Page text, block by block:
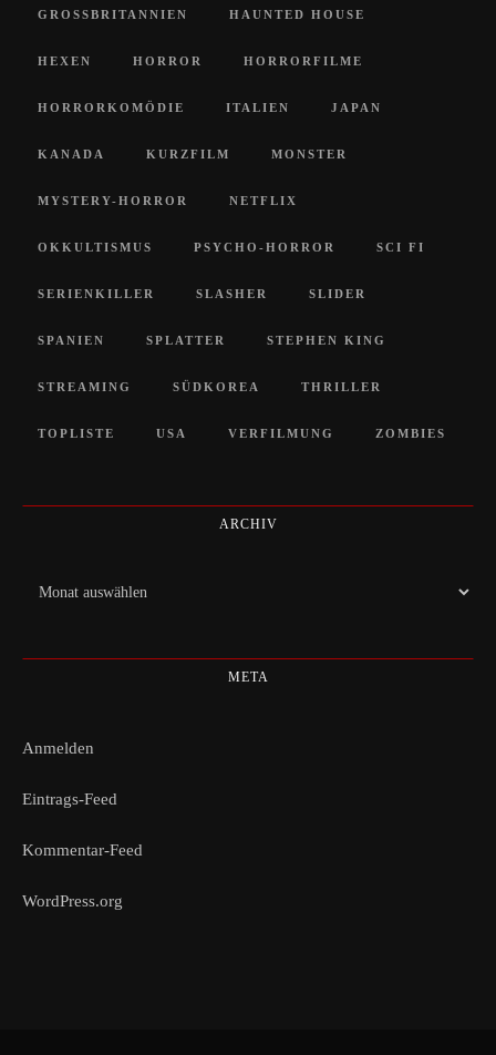
GROSSBRITANNIEN HAUNTED HOUSE
HEXEN HORROR HORRORFILME
HORRORKOMÖDIE ITALIEN JAPAN
KANADA KURZFILM MONSTER
MYSTERY-HORROR NETFLIX
OKKULTISMUS PSYCHO-HORROR SCI FI
SERIENKILLER SLASHER SLIDER
SPANIEN SPLATTER STEPHEN KING
STREAMING SÜDKOREA THRILLER
TOPLISTE USA VERFILMUNG ZOMBIES
ARCHIV
Archiv
META
Anmelden
Eintrags-Feed
Kommentar-Feed
WordPress.org